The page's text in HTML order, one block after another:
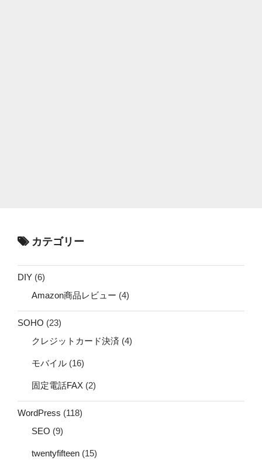
カテゴリー
DIY (6)
Amazon商品レビュー (4)
SOHO (23)
クレジットカード決済 (4)
モバイル (16)
固定電話FAX (2)
WordPress (118)
SEO (9)
twentyfifteen (15)